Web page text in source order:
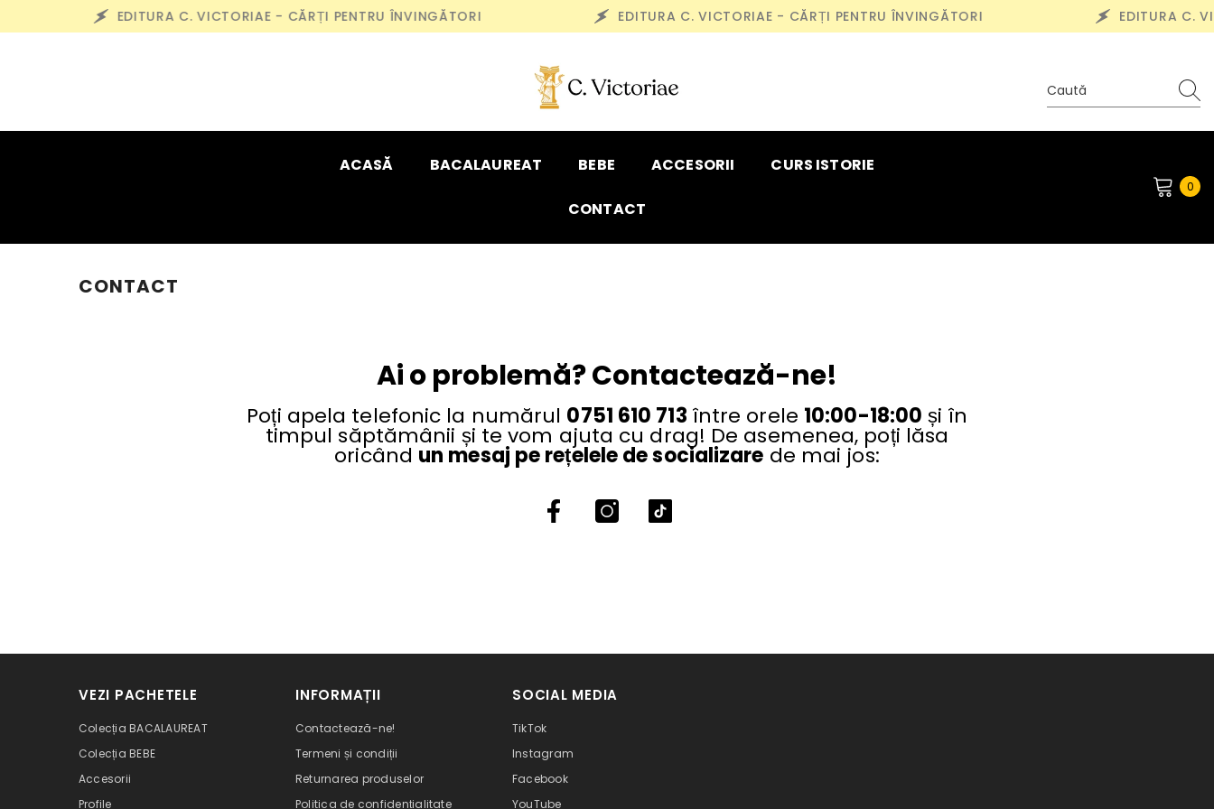
Skip to contentEDITURA C. VICTORIAE - CĂRȚI PENTRU ÎNVINGĂTORI EDITURA C. VICTORIAE - CĂRȚI PENTRU ÎNVINGĂTORI EDITURA C.
ACASĂ BACALAUREAT BEBE ACCESORII CURS ISTORIE
CONTACT
00
CONTACT
Ai o problemă? Contactează-ne!
Poți apela telefonic la numărul 0751 610 713 între orele 10:00-18:00 și în
timpul săptămânii și te vom ajuta cu drag! De asemenea, poți lăsa
oricând un mesaj pe rețelele de socializare de mai jos:
VEZI PACHETELE
Colecția BACALAUREAT
Colecția BEBE
Accesorii
Profile
INFORMAȚII
Contactează-ne!
Termeni și condiții
Returnarea produselor
Politica de confidențialitate
SOCIAL MEDIA
TikTok
Instagram
Facebook
YouTube